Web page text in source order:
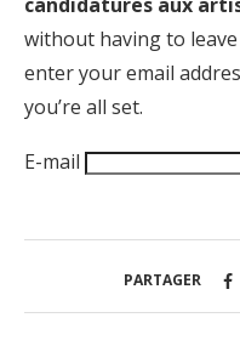
without having to leave
enter your email
you’re all set.
E-mail
PARTAGER